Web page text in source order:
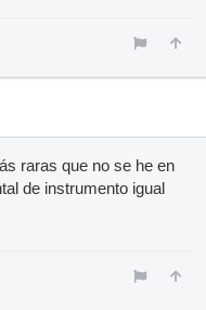
raras que no se he en
de instrumento igual